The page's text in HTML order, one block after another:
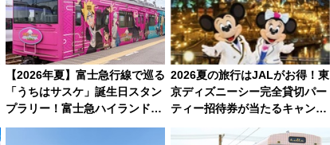
【2026年夏】富士急行線で巡る
「うちはサスケ」誕生日スタン
プラリー！富士急ハイランド限
定グルメ＆グッズ徹底ガイド
2026夏の旅行はJALがお得！東
京ディズニーシー完全貸切パー
ティー招待券が当たるキャンペ
ーン始まる 条件は「夏の国内
線に2回搭乗」